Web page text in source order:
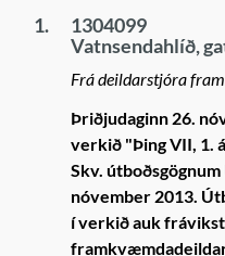
1.
1304099
Vatnsendahlíð,
Frá deildarstjóra
Þriðjudaginn 26.
verkið "Þing VII, 1.
Skv.
nóvember 2013.
í verkið auk